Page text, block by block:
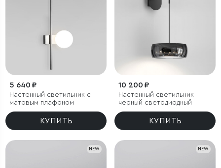
5 640 ₽
Настенный светильник с
матовым плафоном
КУПИТЬ
10 200 ₽
Настенный светильник
черный светодиодный
КУПИТЬ
NEW NEW